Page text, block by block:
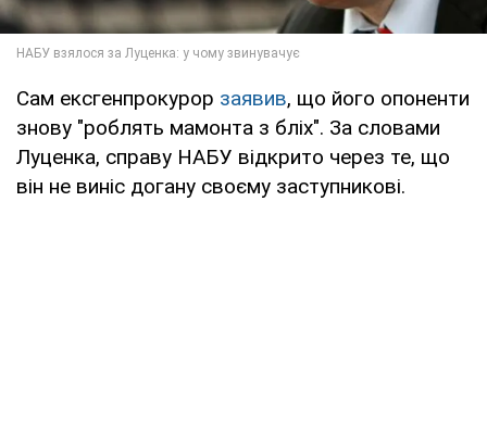
Сам ексгенпрокурор заявив, що його опоненти
знову "роблять мамонта з бліх". За словами
Луценка, справу НАБУ відкрито через те, що
він не виніс догану своєму заступникові.